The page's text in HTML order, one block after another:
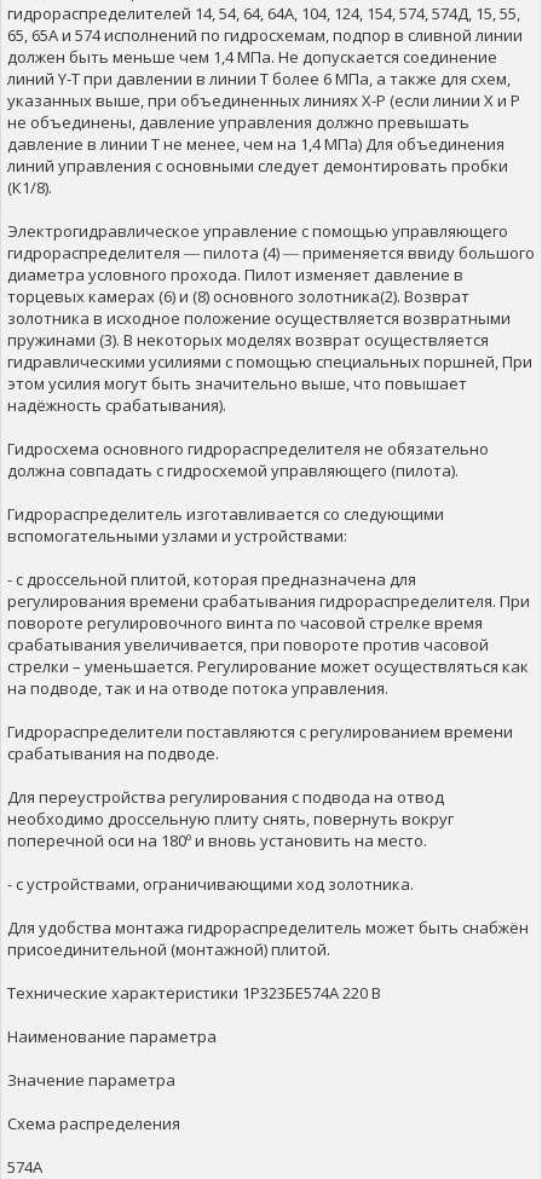
гидрораспределителей 14, 54, 64, 64А, 104, 124, 154, 574, 574Д, 15, 55,
65, 65А и 574 исполнений по гидросхемам, подпор в сливной линии
должен быть меньше чем 1,4 МПа. Не допускается соединение
линий Y-T при давлении в линии Т более 6 МПа, а также для схем,
указанных выше, при объединенных линиях Х-Р (если линии X и Р
не объединены, давление управления должно превышать
давление в линии Т не менее, чем на 1,4 МПа) Для объединения
линий управления с основными следует демонтировать пробки
(К1/8).
Электрогидравлическое управление с помощью управляющего
гидрораспределителя ― пилота (4) ― применяется ввиду большого
диаметра условного прохода. Пилот изменяет давление в
торцевых камерах (6) и (8) основного золотника(2). Возврат
золотника в исходное положение осуществляется возвратными
пружинами (3). В некоторых моделях возврат осуществляется
гидравлическими усилиями с помощью специальных поршней, При
этом усилия могут быть значительно выше, что повышает
надёжность срабатывания).
Гидросхема основного гидрораспределителя не обязательно
должна совпадать с гидросхемой управляющего (пилота).
Гидрораспределитель изготавливается со следующими
вспомогательными узлами и устройствами:
- с дроссельной плитой, которая предназначена для
регулирования времени срабатывания гидрораспределителя. При
повороте регулировочного винта по часовой стрелке время
срабатывания увеличивается, при повороте против часовой
стрелки – уменьшается. Регулирование может осуществляться как
на подводе, так и на отводе потока управления.
Гидрораспределители поставляются с регулированием времени
срабатывания на подводе.
Для переустройства регулирования с подвода на отвод
необходимо дроссельную плиту снять, повернуть вокруг
поперечной оси на 180º и вновь установить на место.
- с устройствами, ограничивающими ход золотника.
Для удобства монтажа гидрораспределитель может быть снабжён
присоединительной (монтажной) плитой.
Технические характеристики 1Р323БЕ574А 220 В
Наименование параметра
Значение параметра
Схема распределения
574А